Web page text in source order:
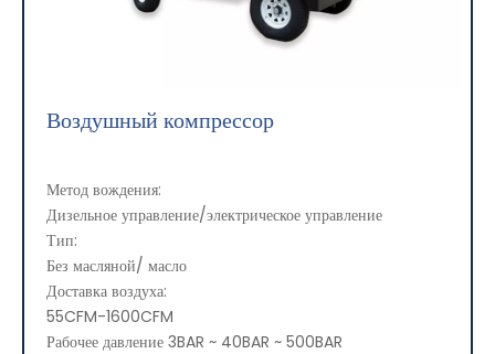
Воздушный компрессор
Метод вождения:
Дизельное управление/электрическое управление
Тип:
Без масляной/ масло
Доставка воздуха:
55CFM-1600CFM
Рабочее давление 3BAR ~ 40BAR ~ 500BAR